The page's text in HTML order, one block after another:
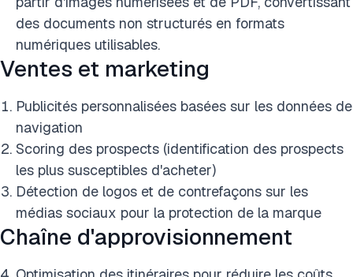
des documents non structurés en formats
numériques utilisables.
Ventes et marketing
Publicités personnalisées basées sur les données de
navigation
Scoring des prospects (identification des prospects
les plus susceptibles d'acheter)
Détection de logos et de contrefaçons sur les
médias sociaux pour la protection de la marque
Chaîne d'approvisionnement